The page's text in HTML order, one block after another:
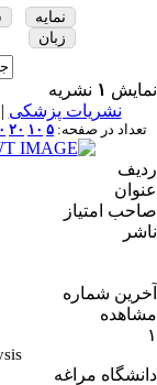
نمایه
زبان
نمایش ۱ نشریه
نشریات پزشکی |
تعداد در صفحه: ۵ ۱۰ ۲۰
ردیف
عنوان
صاحب امتیاز
ناشر
آخرین شماره
مشاهده
۱
دانشگاه مراغه